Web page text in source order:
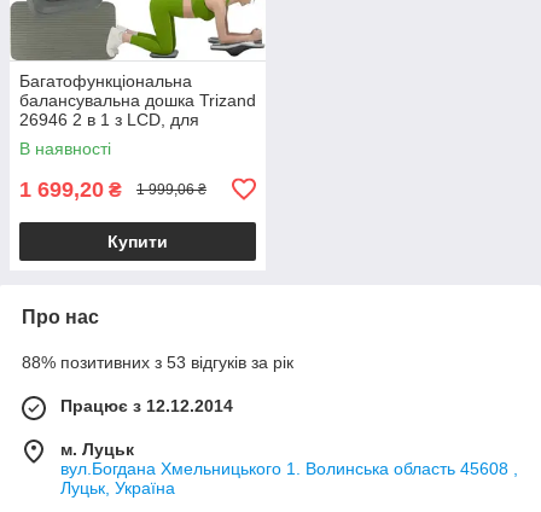
Багатофункціональна
балансувальна дошка Trizand
26946 2 в 1 з LCD, для
тренування рівноваги та
координації
В наявності
1 699,20 ₴ 1 999,06 ₴
Купити
Про нас
88% позитивних з 53 відгуків за рік
Працює з 12.12.2014
м. Луцьк
вул.Богдана Хмельницького 1. Волинська область 45608 ,
Луцьк, Україна